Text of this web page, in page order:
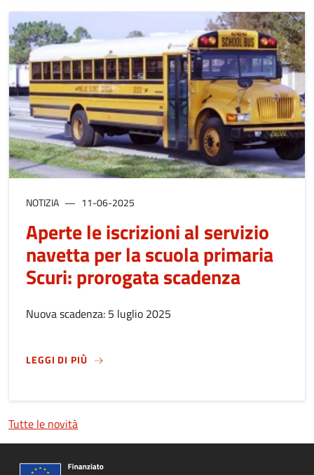
NOTIZIA 11-06-2025
Aperte le iscrizioni al servizio
navetta per la scuola primaria
Scuri: prorogata scadenza
Nuova scadenza: 5 luglio 2025
LEGGI DI PIÙSUAPERTE LE ISCRIZIONI AL SERVIZIO
Tutte le novità